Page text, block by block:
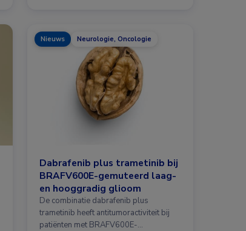
Nieuws Neurologie, Oncologie
Dabrafenib plus trametinib bij
BRAFV600E-gemuteerd laag-
en hooggradig glioom
De combinatie dabrafenib plus
trametinib heeft antitumoractiviteit bij
patiënten met BRAFV600E-